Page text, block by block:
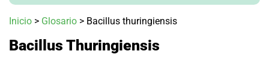
más
Agrotendencia
Inicio > Glosario > Bacillus thuringiensis
Bacillus Thuringiensis